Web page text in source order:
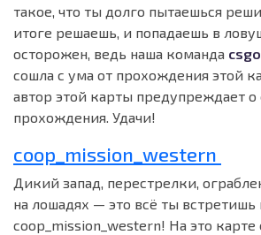
такое, что ты долго пытаешься
итоге решаешь, и попадаешь в
осторожен, ведь наша команда
сошла с ума от прохождения этой
автор этой карты предупреждает о
прохождения. Удачи!
coop_mission_western
Дикий запад, перестрелки,
на лошадях — это всё ты встретишь
coop_mission_western! На это карте